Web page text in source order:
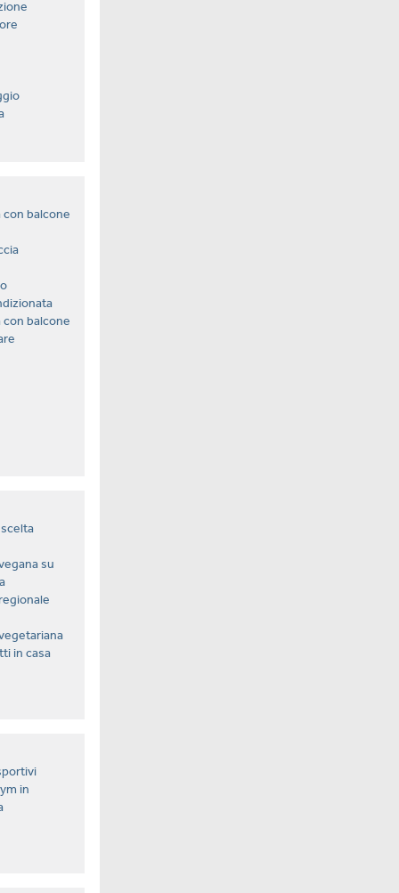
con balcone
con balcone
su
in casa
in